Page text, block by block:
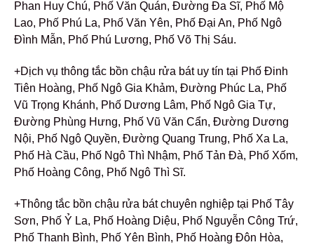
Phan Huy Chú, Phố Văn Quán, Đường Đa Sĩ, Phố Mộ
Lao, Phố Phú La, Phố Văn Yên, Phố Đại An, Phố Ngô
Đình Mẫn, Phố Phú Lương, Phố Võ Thị Sáu.
+Dịch vụ thông tắc bồn chậu rửa bát uy tín tại Phố Đinh
Tiên Hoàng, Phố Ngô Gia Khảm, Đường Phúc La, Phố
Vũ Trọng Khánh, Phố Dương Lâm, Phố Ngô Gia Tự,
Đường Phùng Hưng, Phố Vũ Văn Cẩn, Đường Dương
Nội, Phố Ngô Quyền, Đường Quang Trung, Phố Xa La,
Phố Hà Cầu, Phố Ngô Thì Nhậm, Phố Tản Đà, Phố Xốm,
Phố Hoàng Công, Phố Ngô Thì Sĩ.
+Thông tắc bồn chậu rửa bát chuyên nghiệp tại Phố Tây
Sơn, Phố Ỷ La, Phố Hoàng Diệu, Phố Nguyễn Công Trứ,
Phố Thanh Bình, Phố Yên Bình, Phố Hoàng Đôn Hòa,